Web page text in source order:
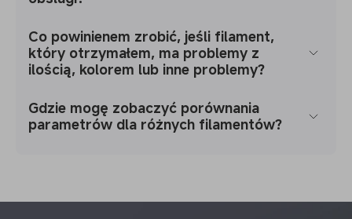
Co powinienem zrobić, jeśli filament,
który otrzymałem, ma problemy z
ilością, kolorem lub inne problemy?
Gdzie mogę zobaczyć porównania
parametrów dla różnych filamentów?